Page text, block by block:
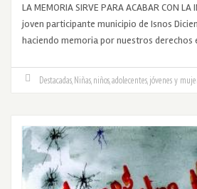
LA MEMORIA SIRVE PARA ACABAR CON
joven participante municipio de Isnos
haciendo memoria por nuestros derechos
Destacadas, Niñas, niños, adolecentes, jóvenes y